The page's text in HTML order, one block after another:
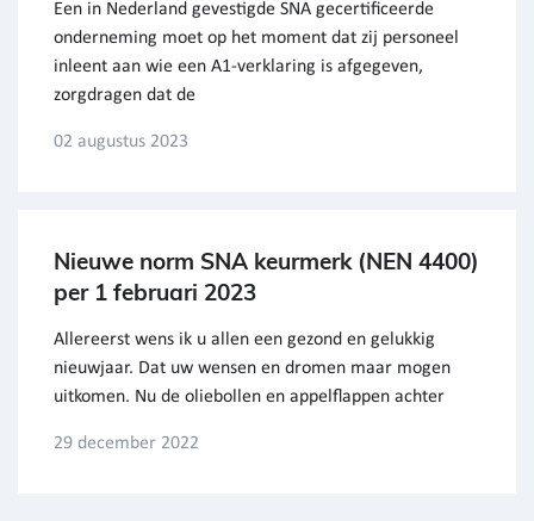
Een in Nederland gevestigde SNA gecertificeerde
onderneming moet op het moment dat zij personeel
inleent aan wie een A1-verklaring is afgegeven,
zorgdragen dat de
02 augustus 2023
Nieuwe norm SNA keurmerk (NEN 4400)
per 1 februari 2023
Allereerst wens ik u allen een gezond en gelukkig
nieuwjaar. Dat uw wensen en dromen maar mogen
uitkomen. Nu de oliebollen en appelflappen achter
29 december 2022